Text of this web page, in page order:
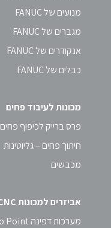
מנועים של FANUC
מגברים של FANUC
אנקודרים של FANUC
כבלים של FANUC
מכונות לעיבוד פחים
פרס ברייק לכיפוף פחים
חיתוך פחים – גליוטינות
מכבשים
אביזרים למכונות CNC
מערכות דפינה Zero Point